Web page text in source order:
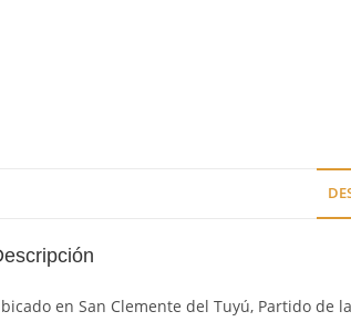
en San Clemente del Tuyú, Partido de